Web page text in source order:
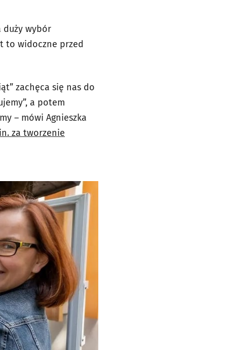
duży wybór
to widoczne przed
zachęca się nas do
a potem
– mówi Agnieszka
za tworzenie